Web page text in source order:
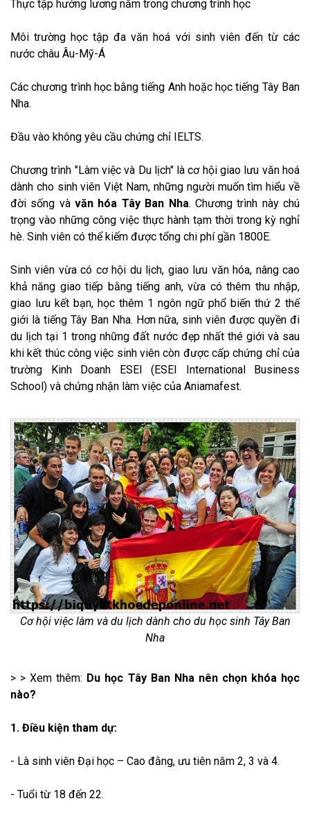
Thực tập hưởng lương nằm trong chương trình học
Môi trường học tập đa văn hoá với sinh viên đến từ các
nước châu Âu-Mỹ-Á
Các chương trình học bằng tiếng Anh hoặc học tiếng Tây Ban
Nha.
Đầu vào không yêu cầu chứng chỉ IELTS.
Chương trình "Làm việc và Du lịch" là cơ hội giao lưu văn hoá
dành cho sinh viên Việt Nam, những người muốn tìm hiểu về
đời sống vàvăn hóa Tây Ban Nha. Chương trình này chú
trọng vào những công việc thực hành tạm thời trong kỳ nghỉ
hè. Sinh viên có thể kiếm được tổng chi phí gần 1800E.
Sinh viên vừa có cơ hội du lịch, giao lưu văn hóa, nâng cao
khả năng giao tiếp bằng tiếng anh, vừa có thêm thu nhập,
giao lưu kết bạn, học thêm 1 ngôn ngữ phổ biến thứ 2 thế
giới là tiếng Tây Ban Nha. Hơn nữa, sinh viên được quyền đi
du lịch tại 1 trong những đất nước đẹp nhất thé giới và sau
khi kết thúc công việc sinh viên còn được cấp chứng chỉ của
trường Kinh Doanh ESEI (ESEI International Business
School) và chứng nhận làm việc của Aniamafest.
Cơ hội việc làm và du lịch dành cho du học sinh Tây Ban
Nha
> > Xem thêm: Du học Tây Ban Nha nên chọn khóa học
nào?
1. Điều kiện tham dự:
- Là sinh viên Đại học – Cao đằng, ưu tiên năm 2, 3 và 4.
- Tuổi từ 18 đến 22.